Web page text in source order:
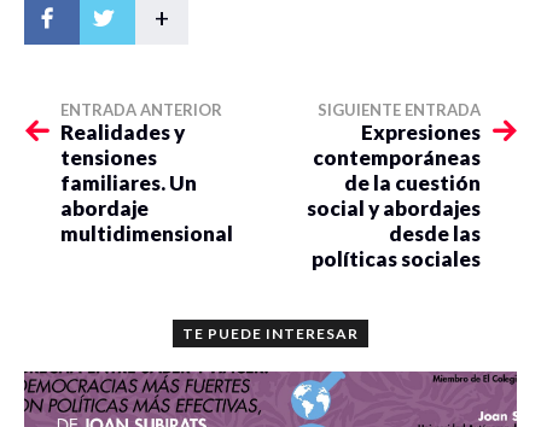
+
ENTRADA ANTERIOR
Realidades y
tensiones
familiares. Un
abordaje
multidimensional
SIGUIENTE ENTRADA
Expresiones
contemporáneas
de la cuestión
social y abordajes
desde las
políticas sociales
TE PUEDE INTERESAR